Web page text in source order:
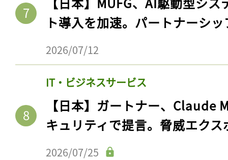
ト導入を加速。パートナーシ
2026/07/12
IT・ビジネスサービス
【日本】ガートナー、Claude
キュリティで提言。脅威エク
2026/07/25